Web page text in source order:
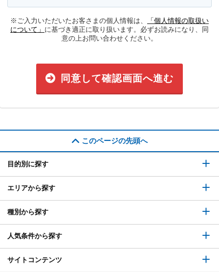
※ご入力いただいたお客さまの個人情報は、
「個人情報の取扱い
について」 に基づき適正に取り扱います。必ずお読みになり、同
意の上お問い合わせください。
同意して確認画面へ進む
このページの先頭へ
目的別に探す
エリアから探す
種別から探す
人気条件から探す
サイトコンテンツ